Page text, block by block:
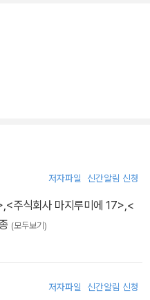
저자파일 신간알림 신청
<주식회사 마지루미에 17> <
(모두보기)
저자파일 신간알림 신청